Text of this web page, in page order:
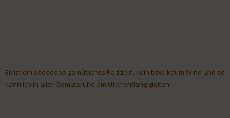
Es ist ein sooooooo gemütliches Paddeln, kein bzw. kaum Wind und so
kann ich in aller Gemütsruhe am Ufer entlang gleiten.